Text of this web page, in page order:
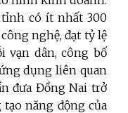
tỉnh có ít nhất 300
nghệ, đạt tỷ lệ
vạn dân, công bố
dụng liên quan
đưa Đồng Nai trở
năng động của